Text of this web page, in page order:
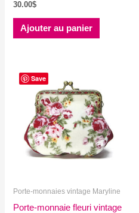
30.00$
Ajouter au panier
Save
Porte-monnaies vintage Maryline
Porte-monnaie fleuri vintage